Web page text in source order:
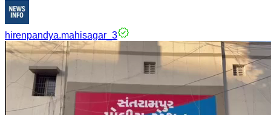
hirenpandya.mahisagar_3